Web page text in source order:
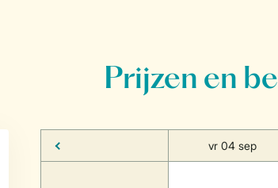
Prijzen en
vr 04 sep